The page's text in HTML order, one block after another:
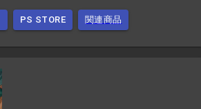
PS STORE 関連商品